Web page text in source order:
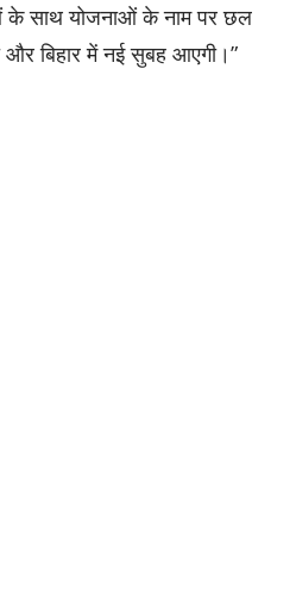
के साथ योजनाओं के नाम पर छल
बिहार में नई सुबह आएगी।”